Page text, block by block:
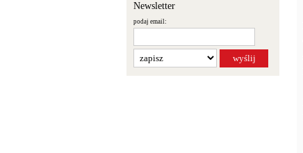
Newsletter
podaj email: